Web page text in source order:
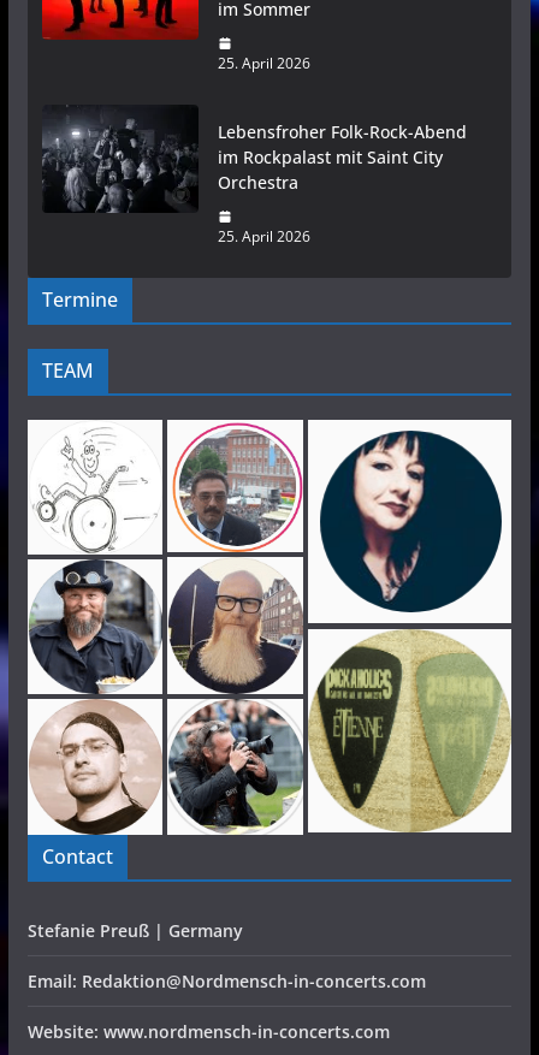
im Sommer
25. April 2026
Lebensfroher Folk-Rock-Abend
im Rockpalast mit Saint City
Orchestra
25. April 2026
Termine
TEAM
Contact
Stefanie Preuß | Germany
Email: Redaktion@Nordmensch-in-concerts.com
Website: www.nordmensch-in-concerts.com